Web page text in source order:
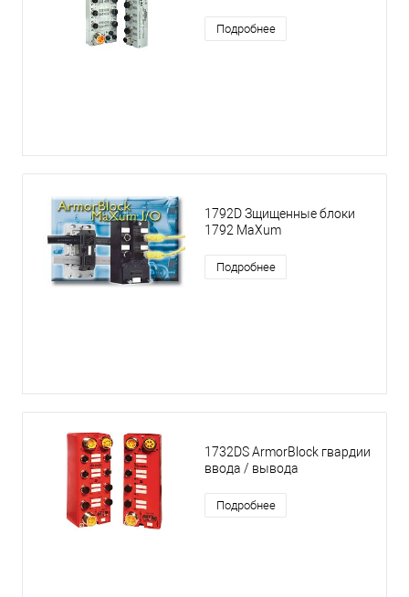
Подробнее
1792D Зщищенные блоки
1792 MaXum
Подробнее
1732DS ArmorBlock гвардии
ввода / вывода
Подробнее